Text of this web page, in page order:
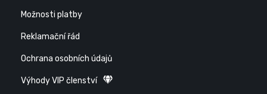
Možnosti platby
Reklamační řád
Ochrana osobních údajů
Výhody VIP členství